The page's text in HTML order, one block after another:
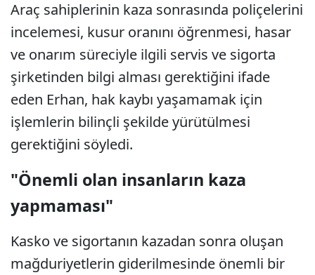
Araç sahiplerinin kaza sonrasında poliçelerini
incelemesi, kusur oranını öğrenmesi, hasar
ve onarım süreciyle ilgili servis ve sigorta
şirketinden bilgi alması gerektiğini ifade
eden Erhan, hak kaybı yaşamamak için
işlemlerin bilinçli şekilde yürütülmesi
gerektiğini söyledi.
"Önemli olan insanların kaza
yapmaması"
Kasko ve sigortanın kazadan sonra oluşan
mağduriyetlerin giderilmesinde önemli bir